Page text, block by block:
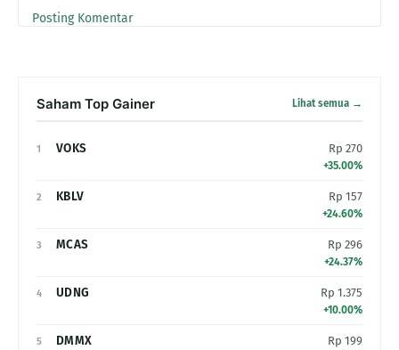
Posting Komentar
Saham Top Gainer Lihat semua →
1 VOKS Rp 270
+35.00%
2 KBLV Rp 157
+24.60%
3 MCAS Rp 296
+24.37%
4 UDNG Rp 1.375
+10.00%
5 DMMX Rp 199